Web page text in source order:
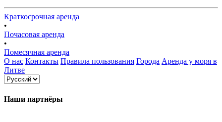
Краткосрочная аренда
•
Почасовая аренда
•
Помесячная аренда
О нас Контакты Правила пользования Города Аренда у моря в
Литве
Наши партнёры